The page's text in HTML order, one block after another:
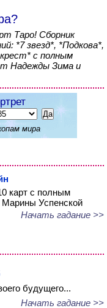
Таро! Сборник
*7 звезд*, *Подкова*,
с полным
Надежды Зима и
мира
карт с полным
Марины Успенской
Начать гадание >>
будущего...
Начать гадание >>